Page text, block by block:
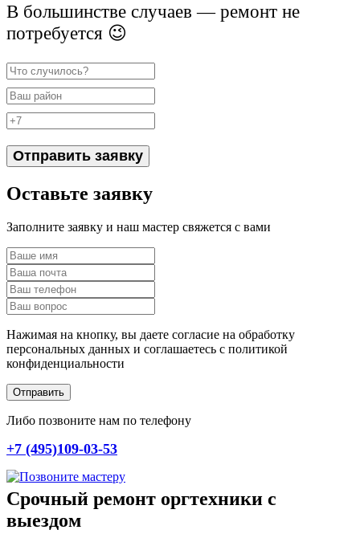
В большинстве случаев — ремонт не
потребуется 😉
Отправить заявку
Оставьте заявку
Заполните заявку и наш мастер свяжется с вами
Нажимая на кнопку, вы даете согласие на обработку
персональных данных и соглашаетесь c политикой
конфиденциальности
Отправить
Либо позвоните нам по телефону
+7 (495)109-03-53
Срочный ремонт оргтехники с
выездом